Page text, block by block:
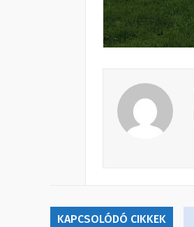
KAPCSOLÓDÓ CIKKEK